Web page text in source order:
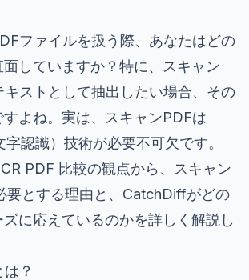
ファイルを扱う際、あなたはどの
していますか？特に、スキャン
キストとして抽出したい場合、その
すよね。実は、スキャンPDFは
認識）技術が必要不可欠です。
PDF 比較の観点から、スキャン
要とする理由と、CatchDiffがどの
に応えているのかを詳しく解説し
？